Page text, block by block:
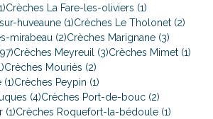
Crèches La Fare-les-oliviers (1)
huveaune (1)Crèches Le Tholonet (2)
mirabeau (2)Crèches Marignane (3)
Crèches Meyreuil (3)Crèches Mimet (1)
Crèches Mouriès (2)
Crèches Peypin (1)
(4)Crèches Port-de-bouc (2)
(1)Crèches Roquefort-la-bédoule (1)